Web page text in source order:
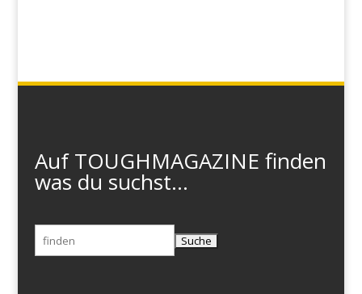
Auf TOUGHMAGAZINE finden
was du suchst...
Suchen
nach: